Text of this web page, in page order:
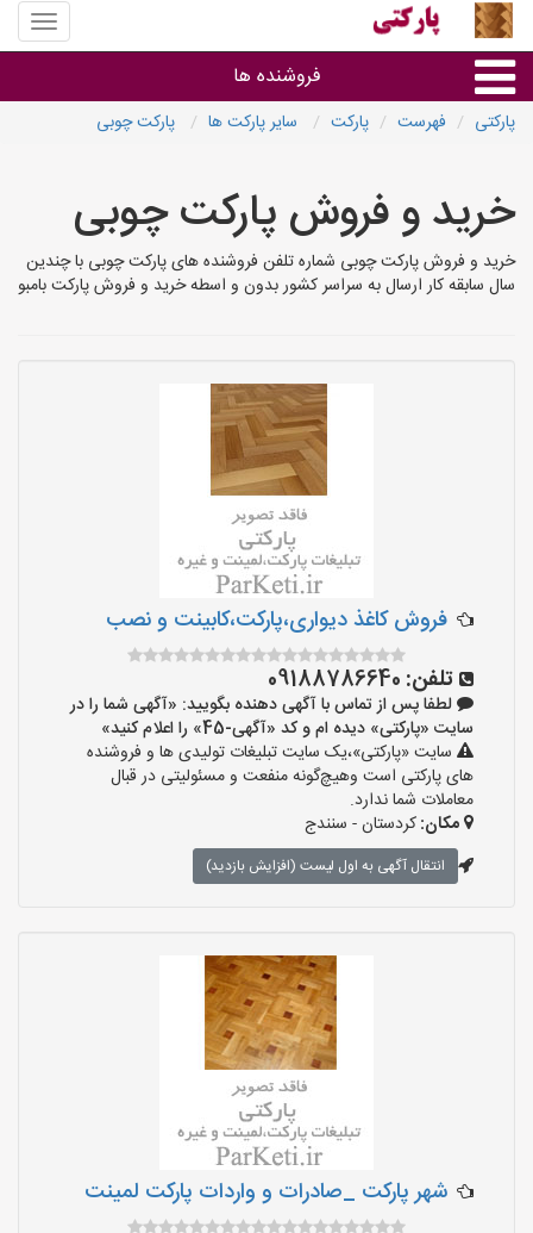
منوی
سایت
فروشنده ها
استان ها
پارکتی فهرست پارکت سایر پارکت ها پارکت چوبی
خرید و فروش پارکت چوبی
خرید و فروش پارکت چوبی شماره تلفن فروشنده های پارکت چوبی با چندین
سال سابقه کار ارسال به سراسر کشور بدون و اسطه خرید و فروش پارکت بامبو
فروش کاغذ دیواری،پارکت،کابینت و نصب
تلفن: 09188786640
لطفا پس از تماس با آگهی دهنده بگویید: «آگهی شما را در
سایت «پارکتی» دیده ام و کد «آگهی-45» را اعلام کنید»
سایت «پارکتی»،یک سایت تبلیغات تولیدی ها و فروشنده
های پارکتی است وهیچ‌گونه منفعت و مسئولیتی در قبال
معاملات شما ندارد.
مکان:کردستان - سنندج
انتقال آگهی به اول لیست (افزایش بازدید)
شهر پارکت _صادرات و واردات پارکت لمینت